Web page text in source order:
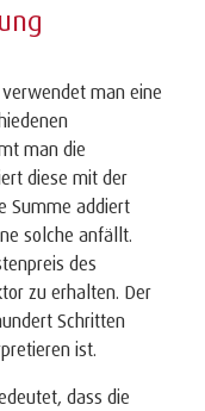
man eine
man die
diese mit der
Summe addiert
solche anfällt.
des
zu erhalten. Der
Schritten
ist.
dass die